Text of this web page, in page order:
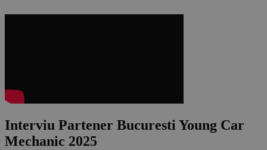
Interviu Partener Bucuresti Young Car
Mechanic 2025